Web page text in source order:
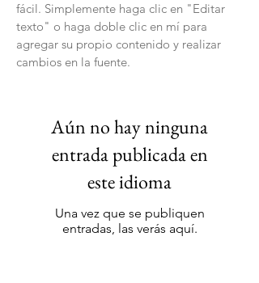
fácil. Simplemente haga clic en "Editar
texto" o haga doble clic en mí para
agregar su propio contenido y realizar
cambios en la fuente.
Aún no hay ninguna
entrada publicada en
este idioma
Una vez que se publiquen
entradas, las verás aquí.